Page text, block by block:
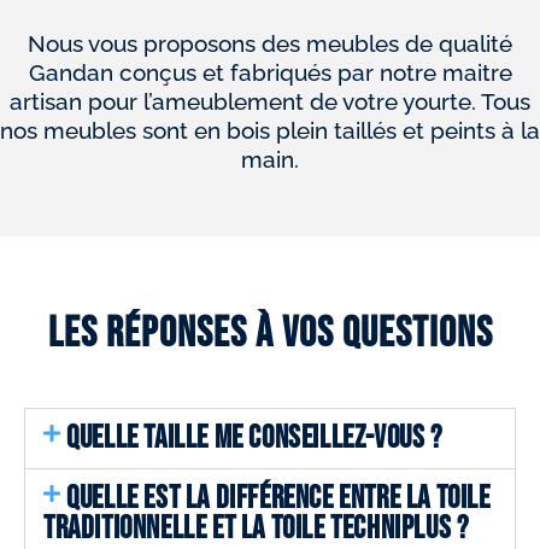
Nous vous proposons des meubles de qualité
Gandan conçus et fabriqués par notre maitre
artisan pour l’ameublement de votre yourte. Tous
nos meubles sont en bois plein taillés et peints à la
main.
Les réponses à vos questions
QUELLE TAILLE ME CONSEILLEZ-VOUS ?
QUELLE EST LA DIFFÉRENCE ENTRE LA TOILE
TRADITIONNELLE ET LA TOILE TECHNIPLUS ?